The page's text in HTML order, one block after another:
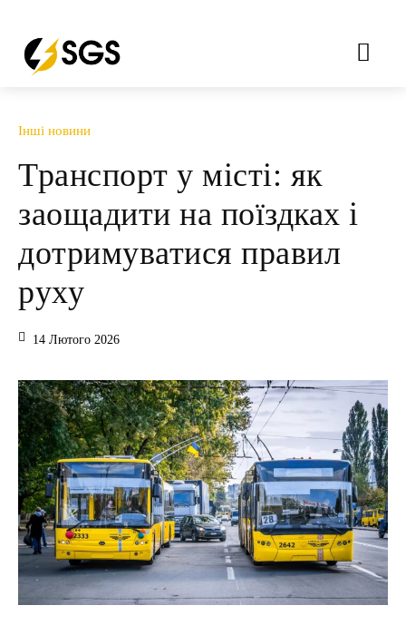
Інші новини
Транспорт у місті: як
заощадити на поїздках і
дотримуватися правил
руху
14 Лютого 2026